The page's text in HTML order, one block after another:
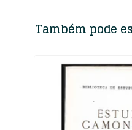
Também pode